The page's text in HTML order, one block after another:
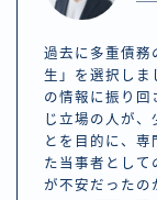
過去に多重債務
生」を選択しま
の情報に振り回
じ立場の人が、
とを目的に、専
た当事者として
が不安だったの